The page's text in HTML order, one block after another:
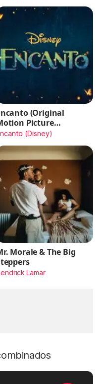
(Original
Picture
(Disney)
Morale & The Big
Lamar